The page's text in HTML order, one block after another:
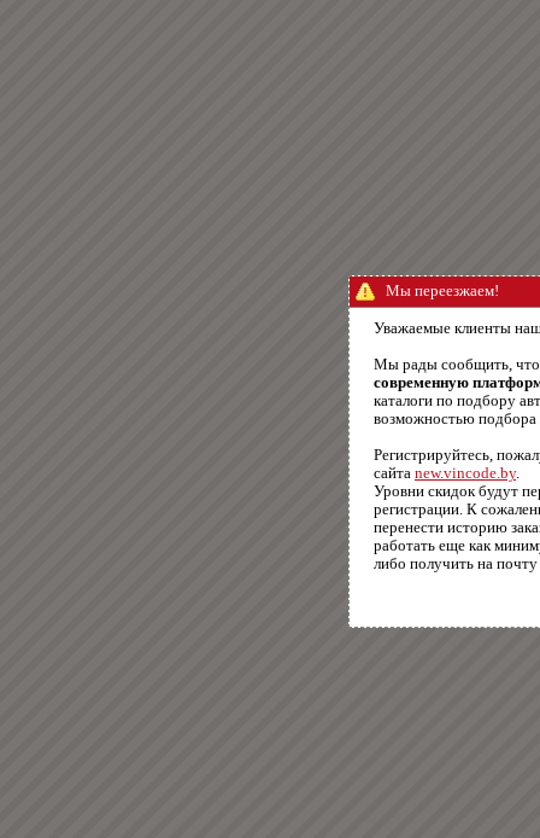
Мы переезжаем!
Уважаемые клиенты
Мы рады сообщить,
современную
каталоги по подбору
возможностью подбора
Регистрируйтесь,
сайта new.vincode.by.
Уровни скидок будут
регистрации. К
перенести историю
работать еще как
либо получить на